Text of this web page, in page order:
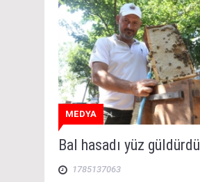
MEDYA
Bal hasadı yüz güldürdü
1785137063